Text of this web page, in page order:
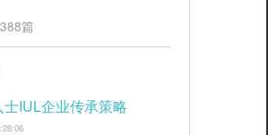
篇
IUL企业传承策略